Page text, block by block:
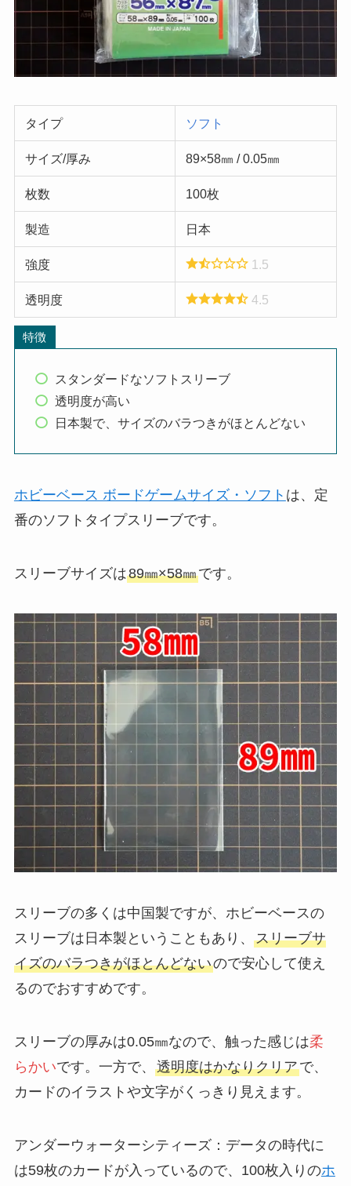
タイプ ソフト
サイズ/厚み 89×58㎜ / 0.05㎜
枚数 100枚
製造 日本
強度 1.5
透明度 4.5
特徴
スタンダードなソフトスリーブ
透明度が高い
日本製で、サイズのバラつきがほとんどない
ホビーベース ボードゲームサイズ・ソフト は、定
番のソフトタイプスリーブです。
スリーブサイズは89㎜×58㎜です。
スリーブの多くは中国製ですが、ホビーベースの
スリーブは日本製ということもあり、 スリーブサ
イズのバラつきがほとんどないので安心して使え
るのでおすすめです。
スリーブの厚みは0.05㎜なので、触った感じは柔
らかいです。一方で、 透明度はかなりクリアで、
カードのイラストや文字がくっきり見えます。
アンダーウォーターシティーズ：データの時代に
は59枚のカードが入っているので、100枚入りのホ